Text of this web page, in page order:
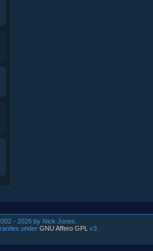
- 2026 by Nick Jones.
under GNU Affero GPL
v3.